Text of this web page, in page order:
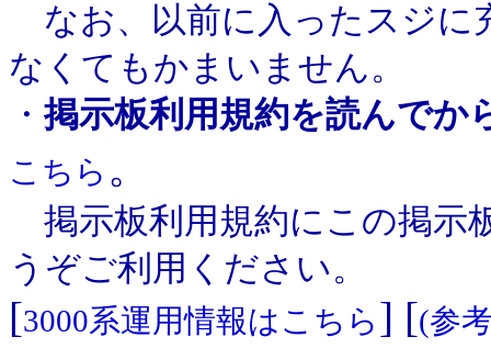
なお、以前に入ったスジに
なくてもかまいません。
・掲示板利用規約を読んでか
こちら 。
掲示板利用規約にこの掲示
うぞご利用ください。
[3000系運用情報はこちら] [(参